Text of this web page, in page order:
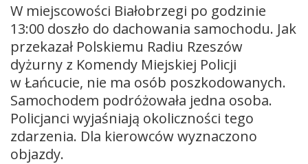
W miejscowości Białobrzegi po godzinie
13:00 doszło do dachowania samochodu. Jak
przekazał Polskiemu Radiu Rzeszów
dyżurny z Komendy Miejskiej Policji
w Łańcucie, nie ma osób poszkodowanych.
Samochodem podróżowała jedna osoba.
Policjanci wyjaśniają okoliczności tego
zdarzenia. Dla kierowców wyznaczono
objazdy.